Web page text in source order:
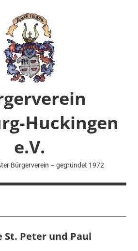
Huckingen
e.V.
Bürgerverein – gegründet 1972
St. Peter und Paul